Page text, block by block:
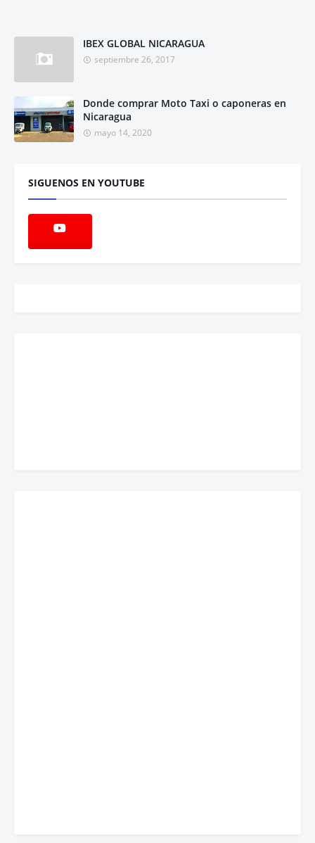
IBEX GLOBAL NICARAGUA
septiembre 26, 2017
Donde comprar Moto Taxi o caponeras en
Nicaragua
mayo 14, 2020
SIGUENOS EN YOUTUBE